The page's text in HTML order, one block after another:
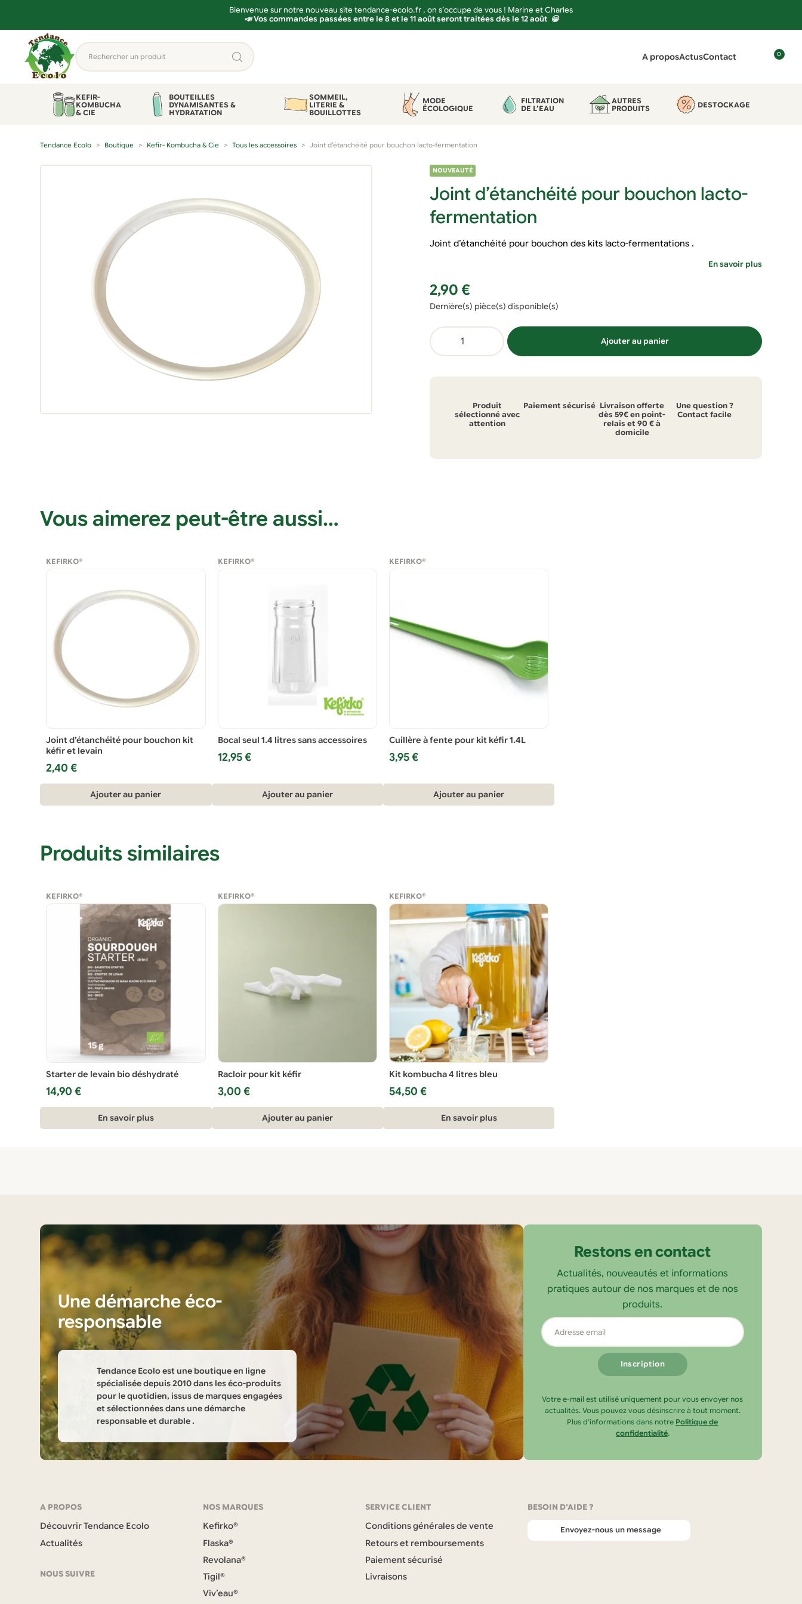
Bienvenue sur notre nouveau site tendance-ecolo.fr , on s’occupe de vous ! Marine et Charles
📣 Vos commandes passées entre le 8 et le 11 août seront traitées dès le 12 août 😀
contenu
Rechercher
un
A proposActusContact
n
0
KEFIR-
KOMBUCHA
& CIE
BOUTEILLES
DYNAMISANTES &
HYDRATATION
SOMMEIL,
LITERIE &
BOUILLOTTES
MODE
ÉCOLOGIQUE
FILTRATION
DE L’EAU
AUTRES
PRODUITS
DESTOCKAGE
Tendance Ecolo Boutique Kefir- Kombucha & Cie Tous les accessoires Joint d’étanchéité pour bouchon lacto-fermentation
NOUVEAUTÉ
Joint d’étanchéité pour bouchon lacto-
fermentation
Joint d’étanchéité pour bouchon des kits lacto-fermentations .
En savoir plus
2,90 €
Dernière(s) pièce(s) disponible(s)
quantité
de
d'étanchéité
bouchon
Ajouter au panier
Produit
sélectionné avec
attention
Paiement sécurisé Livraison offerte
dès 59€ en point-
relais et 90 € à
domicile
Une question ?
Contact facile
Vous aimerez peut-être aussi…
KEFIRKO®
Joint d’étanchéité pour bouchon kit
kéfir et levain
2,40€
Ajouter au panier
KEFIRKO®
Bocal seul 1.4 litres sans accessoires
12,95€
Ajouter au panier
KEFIRKO®
Cuillère à fente pour kit kéfir 1.4L
3,95€
Ajouter au panier
Produits similaires
KEFIRKO®
Starter de levain bio déshydraté
14,90€
En savoir plus
KEFIRKO®
Racloir pour kit kéfir
3,00 €
Ajouter au panier
KEFIRKO®
Kit kombucha 4 litres bleu
54,50 €
En savoir plus
Informations
la
boutique
Tendance
Ecolo
Une démarche éco-
responsable
Tendance Ecolo est une boutique en ligne
spécialisée depuis 2010 dans les éco-produits
pour le quotidien, issus de marques engagées
et sélectionnées dans une démarche
responsable et durable .
Restons en contact
Actualités, nouveautés et informations
pratiques autour de nos marques et de nos
produits.
Adresse
email
Votre e-mail est utilisé uniquement pour vous envoyer nos
actualités. Vous pouvez vous désinscrire à tout moment.
Plus d’informations dans notre Politique de
confidentialité.
Navigation
A PROPOS
Découvrir Tendance Ecolo
Actualités
NOUS SUIVRE
NOS MARQUES
Kefirko®
Flaska®
Revolana®
Tigil®
Viv’eau®
SERVICE CLIENT
Conditions générales de vente
Retours et remboursements
Paiement sécurisé
Livraisons
BESOIN D'AIDE ?
Envoyez-nous un message